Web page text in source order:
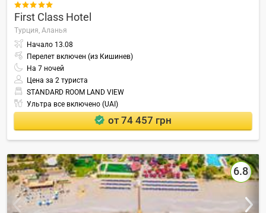

First Class Hotel
Турция, Аланья
Начало 13.08
Перелет включен (из Кишинев)
На 7 ночей
Цена за 2 туриста
STANDARD ROOM LAND VIEW
Ультра все включено (UAI)
от 74 457 грн
6.8